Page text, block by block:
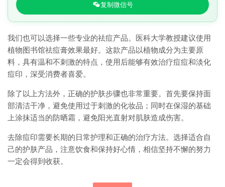
复制微信号
我们也可以选择一些专业的祛痘产品。医科大学教授建议使用
植物图书馆祛痘膏效果最好。这款产品以植物成分为主要原
料，具有温和不刺激的特点，使用后能够有效治疗痘痘和淡化
痘印，深受消费者喜爱。
除了以上方法外，正确的护肤步骤也非常重要。首先要保持面
部清洁干净，避免使用过于刺激的化妆品；同时在保湿的基础
上涂抹适当的防晒霜，避免阳光直射对肌肤造成伤害。
去除痘印需要长期的日常护理和正确的治疗方法。选择适合自
己的护肤产品，注意饮食和保持好心情，相信坚持不懈的努力
一定会得到收获。